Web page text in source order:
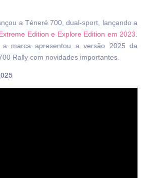
a Téneré 700, dual-sport, lançando a
Edition e Explore Edition em 2023.
marca apresentou a versão 2025 da
Rally com novidades importantes.